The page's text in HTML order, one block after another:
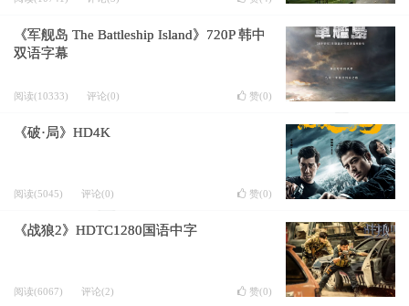
《军舰岛 The Battleship Island》720P 韩中
双语字幕
阅读(10333) 评论(0) 赞(0)
《破·局》HD4K
阅读(5045) 评论(0) 赞(0)
《战狼2》HDTC1280国语中字
阅读(6067) 评论(2) 赞(0)